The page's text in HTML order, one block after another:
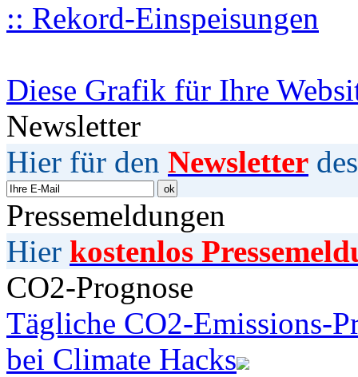
:: Rekord-Einspeisungen
Diese Grafik für Ihre
Newsletter
Hier für den Newsletter
Pressemeldungen
Hier kostenlos
CO2-Prognose
Tägliche CO2-Emissions-
bei Climate Hacks